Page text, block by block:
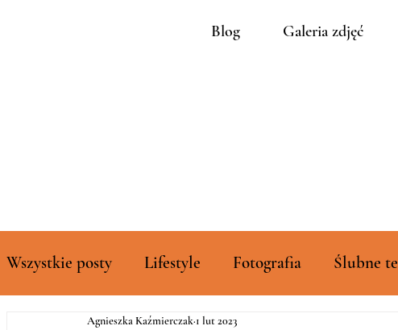
Blog Galeria zdjęć
Wszystkie posty Lifestyle Fotografia Ślubne
Agnieszka Kaźmierczak 1 lut 2023